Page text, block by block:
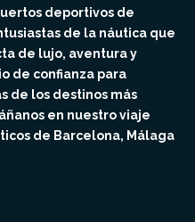
deportivos de
de la náutica que
de lujo, aventura y
de confianza para
de los destinos más
en nuestro viaje
de Barcelona, Málaga